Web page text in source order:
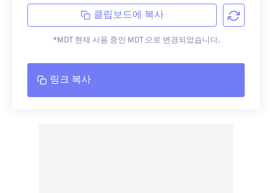
클립보드에 복사
*MDT 현재 사용 중인 MDT 으로 변경되었습니다.
링크 복사